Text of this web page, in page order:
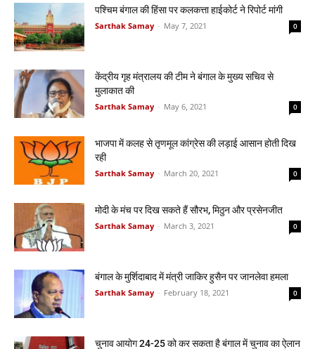
पश्चिम बंगाल की हिंसा पर कलकत्ता हाईकोर्ट ने रिपोर्ट मांगी
Sarthak Samay - May 7, 2021 0
केंद्रीय गृह मंत्रालय की टीम ने बंगाल के मुख्य सचिव से
मुलाकात की
Sarthak Samay - May 6, 2021 0
भाजपा में कलह से तृणमूल कांग्रेस की लड़ाई आसान होती दिख
रही
Sarthak Samay - March 20, 2021 0
मोदी के मंच पर दिख सकते हैं सौरभ, मिठुन और प्रसेनजीत
Sarthak Samay - March 3, 2021 0
बंगाल के मुर्शिदाबाद में मंत्री जाकिर हुसैन पर जानलेवा हमला
Sarthak Samay - February 18, 2021 0
चुनाव आयोग 24-25 को कर सकता है बंगाल में चुनाव का ऐलान